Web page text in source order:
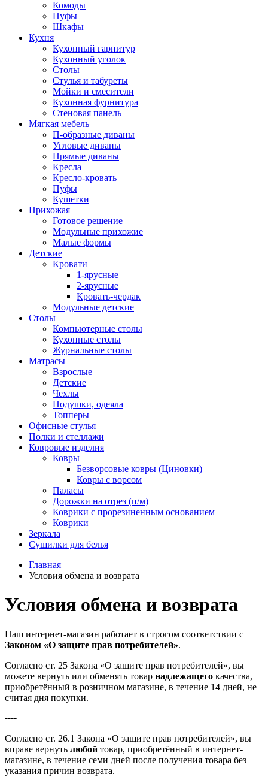
Комоды
Пуфы
Шкафы
Кухня
Кухонный гарнитур
Кухонный уголок
Столы
Стулья и табуреты
Мойки и смесители
Кухонная фурнитура
Стеновая панель
Мягкая мебель
П-образные диваны
Угловые диваны
Прямые диваны
Кресла
Кресло-кровать
Пуфы
Кушетки
Прихожая
Готовое решение
Модульные прихожие
Малые формы
Детские
Кровати
1-ярусные
2-ярусные
Кровать-чердак
Модульные детские
Столы
Компьютерные столы
Кухонные столы
Журнальные столы
Матрасы
Взрослые
Детские
Чехлы
Подушки, одеяла
Топперы
Офисные стулья
Полки и стеллажи
Ковровые изделия
Ковры
Безворсовые ковры (Циновки)
Ковры с ворсом
Паласы
Дорожки на отрез (п/м)
Коврики с прорезиненным основанием
Коврики
Зеркала
Сушилки для белья
Главная
Условия обмена и возврата
Условия обмена и возврата
Наш интернет-магазин работает в строгом соответствии с
Законом «О защите прав потребителей».
Согласно ст. 25 Закона «О защите прав потребителей», вы
можете вернуть или обменять товар надлежащего качества,
приобретённый в розничном магазине, в течение 14 дней, не
считая дня покупки.
----
Согласно ст. 26.1 Закона «О защите прав потребителей», вы
вправе вернуть любой товар, приобретённый в интернет-
магазине, в течение семи дней после получения товара без
указания причин возврата.